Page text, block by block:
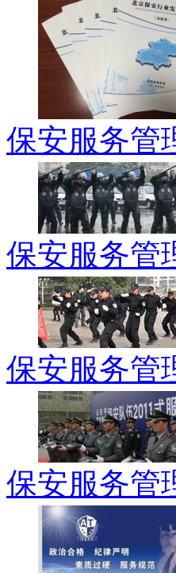
保安服务管
保安服务管
保安服务管
保安服务管